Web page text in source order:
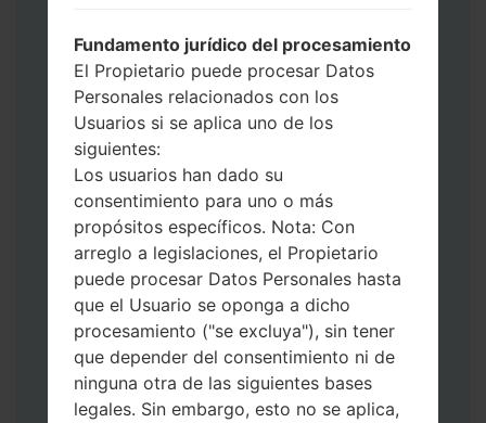
de Descarga. Cómo hacer todos los
métodos:
Presione y mantenga presionados la
tecla de Encendido, el botón de Subir
volumen y la tecla de Bixby.
Presione y mantenga presionadas las
teclas de Subir y de Bajar volumen y
luego conecte un cable USB.
Presione y mantenga presionados la
tecla de Encendido, el botón de Bajar
volumen y la tecla de Inicio.
Conecte un cable USB, luego
mantenga presionados el botón de Bixby
y la tecla de Bajar volumen.
Presione y mantenga presionados la
Fundamento jurídico del procesamiento
El Propietario puede procesar Datos
Personales relacionados con los
Usuarios si se aplica uno de los
siguientes:
Los usuarios han dado su
consentimiento para uno o más
propósitos específicos. Nota: Con
arreglo a legislaciones, el Propietario
puede procesar Datos Personales hasta
que el Usuario se oponga a dicho
procesamiento ("se excluya"), sin tener
que depender del consentimiento ni de
ninguna otra de las siguientes bases
legales. Sin embargo, esto no se aplica,